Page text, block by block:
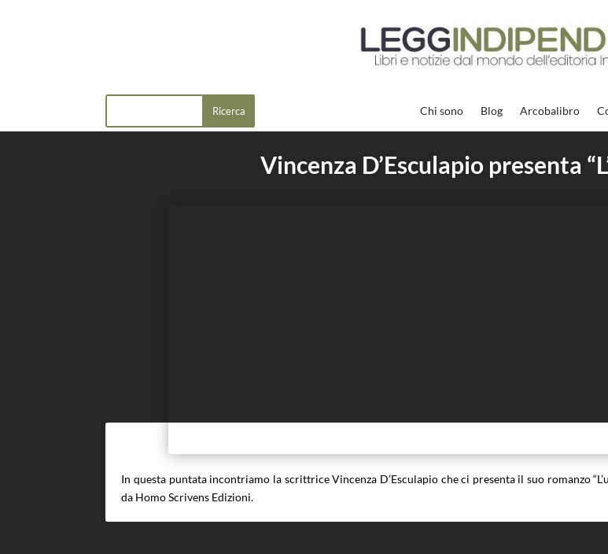
Chi sono Blog Arcobalibro
Vincenza D’Esculapio presenta
In questa puntata incontriamo la scrittrice Vincenza D’Esculapio che ci presenta il suo romanzo
da Homo Scrivens Edizioni.